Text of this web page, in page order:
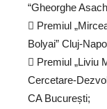
“Gheorghe
 Premiul
Bolyai” Cluj-
 Premiul „Liviu
Cercetare-
CA București;